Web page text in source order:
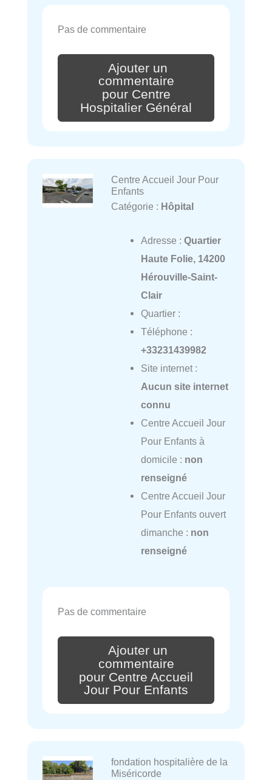
Pas de commentaire
Ajouter un
commentaire
pour Centre
Hospitalier Général
Centre Accueil Jour Pour
Enfants
Catégorie : Hôpital
Adresse : Quartier
Haute Folie, 14200
Hérouville-Saint-
Clair
Quartier :
Téléphone :
+33231439982
Site internet :
Aucun site internet
connu
Centre Accueil Jour
Pour Enfants à
domicile : non
renseigné
Centre Accueil Jour
Pour Enfants ouvert
dimanche : non
renseigné
Pas de commentaire
Ajouter un
commentaire
pour Centre Accueil
Jour Pour Enfants
fondation hospitalière de la
Miséricorde